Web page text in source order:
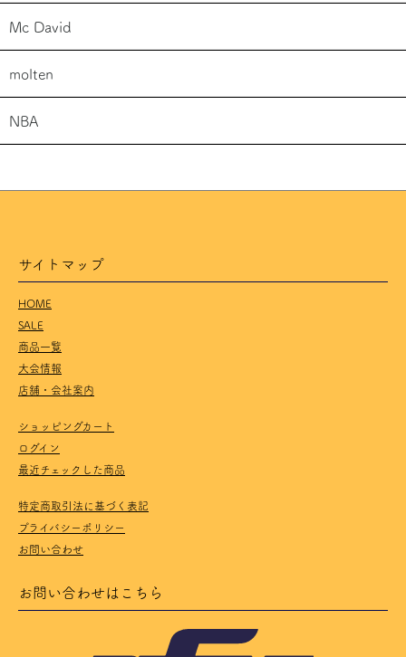
Mc David
molten
NBA
サイトマップ
HOME
SALE
商品一覧
大会情報
店舗・会社案内
ショッピングカート
ログイン
最近チェックした商品
特定商取引法に基づく表記
プライバシーポリシー
お問い合わせ
お問い合わせはこちら